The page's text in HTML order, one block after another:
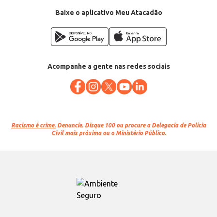
Baixe o aplicativo Meu Atacadão
Acompanhe a gente nas redes sociais
Racismo é crime. Denuncie. Disque 100 ou procure a Delegacia de Polícia
Civil mais próxima ou o Ministério Público.